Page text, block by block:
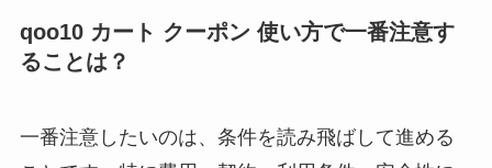
qoo10 カート クーポン 使い方で一番注意す
ることは？
一番注意したいのは、条件を読み飛ばして進める